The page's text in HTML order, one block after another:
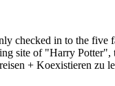
checked in to the five
site of "Harry
+ Koexistieren zu